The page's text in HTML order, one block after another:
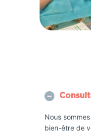
Nous
bien-être de